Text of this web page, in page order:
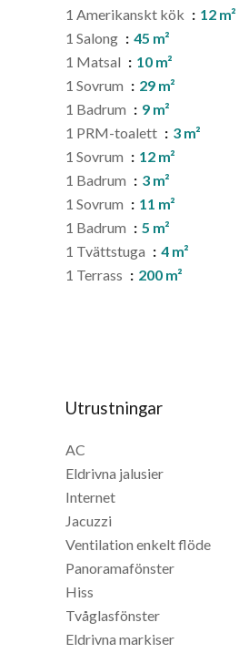
1 Amerikanskt kök
12 m²
1 Salong
45 m²
1 Matsal
10 m²
1 Sovrum
29 m²
1 Badrum
9 m²
1 PRM-toalett
3 m²
1 Sovrum
12 m²
1 Badrum
3 m²
1 Sovrum
11 m²
1 Badrum
5 m²
1 Tvättstuga
4 m²
1 Terrass
200 m²
Utrustningar
AC
Eldrivna jalusier
Internet
Jacuzzi
Ventilation enkelt flöde
Panoramafönster
Hiss
Tvåglasfönster
Eldrivna markiser